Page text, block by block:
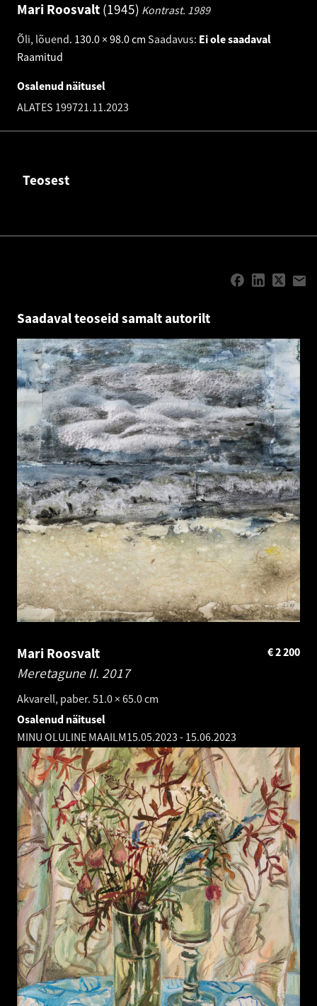
Mari Roosvalt 1945 Kontrast. 1989
Õli, lõuend. 130.0 × 98.0 cm Saadavus: Ei ole saadaval
Raamitud
Osalenud näitusel
ALATES 199721.11.2023
Teosest
Saadaval teoseid samalt autorilt
Mari Roosvalt
Meretagune II. 2017
Akvarell, paber. 51.0 × 65.0 cm
2 200
€
Osalenud näitusel
MINU OLULINE MAAILM15.05.2023 - 15.06.2023